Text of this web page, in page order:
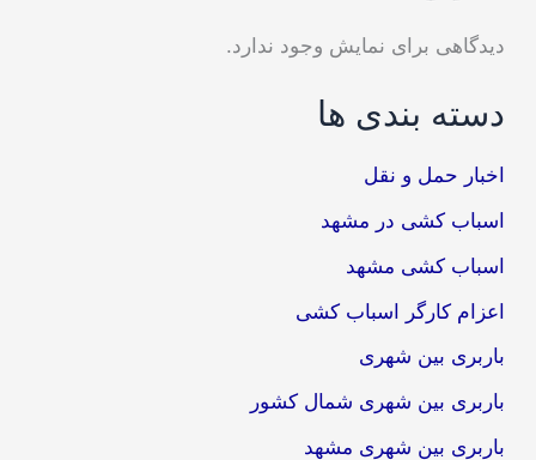
دیدگاهی برای نمایش وجود ندارد.
دسته بندی ها
اخبار حمل و نقل
اسباب کشی در مشهد
اسباب کشی مشهد
اعزام کارگر اسباب کشی
باربری بین شهری
باربری بین شهری شمال کشور
باربری بین شهری مشهد